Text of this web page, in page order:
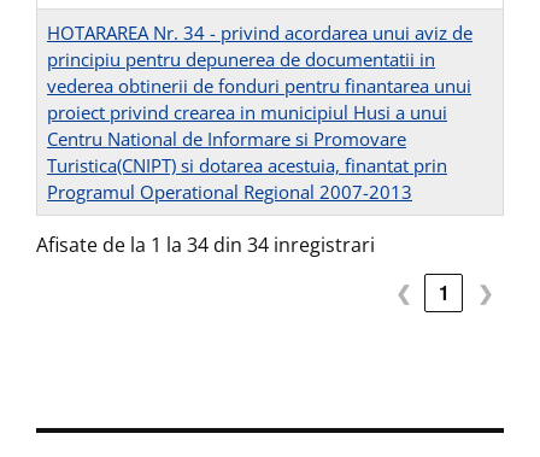
HOTARAREA Nr. 34 - privind acordarea unui aviz de
principiu pentru depunerea de documentatii in
vederea obtinerii de fonduri pentru finantarea unui
proiect privind crearea in municipiul Husi a unui
Centru National de Informare si Promovare
Turistica(CNIPT) si dotarea acestuia, finantat prin
Programul Operational Regional 2007-2013
Afisate de la 1 la 34 din 34 inregistrari
❮ 1 ❯